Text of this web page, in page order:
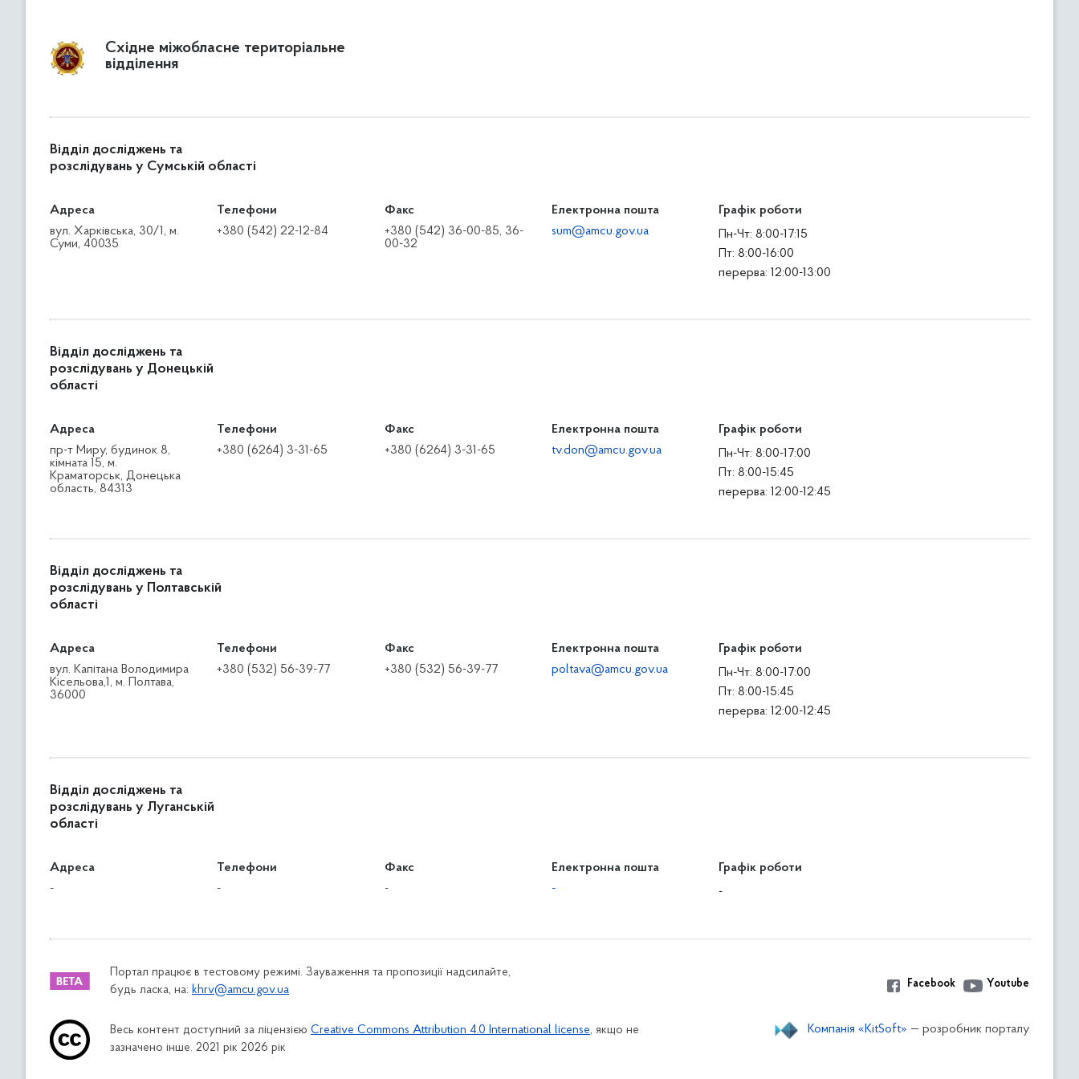
Східне міжобласне територіальне
відділення
Відділ досліджень та
розслідувань у Сумській області
Адреса
вул. Харківська, 30/1, м.
Суми, 40035
Телефони
+380 (542) 22-12-84
Факс
+380 (542) 36-00-85, 36-
00-32
Електронна пошта
sum@amcu.gov.ua
Графік роботи
Пн-Чт: 8:00-17:15
Пт: 8:00-16:00
перерва: 12:00-13:00
Відділ досліджень та
розслідувань у Донецькій
області
Адреса
пр-т Миру, будинок 8,
кімната 15, м.
Краматорськ, Донецька
область, 84313
Телефони
+380 (6264) 3-31-65
Факс
+380 (6264) 3-31-65
Електронна пошта
tv.don@amcu.gov.ua
Графік роботи
Пн-Чт: 8:00-17:00
Пт: 8:00-15:45
перерва: 12:00-12:45
Відділ досліджень та
розслідувань у Полтавській
області
Адреса
вул. Капітана Володимира
Кісельова,1, м. Полтава,
36000
Телефони
+380 (532) 56-39-77
Факс
+380 (532) 56-39-77
Електронна пошта
poltava@amcu.gov.ua
Графік роботи
Пн-Чт: 8:00-17:00
Пт: 8:00-15:45
перерва: 12:00-12:45
Відділ досліджень та
розслідувань у Луганській
області
Адреса
-
Телефони
-
Факс
-
Електронна пошта
-
Графік роботи
-
Портал працює в тестовому режимі. Зауваження та пропозиції надсилайте,
будь ласка, на: khrv@amcu.gov.ua Facebook Youtube
Весь контент доступний за ліцензією Creative Commons Attribution 4.0 International license, якщо не
зазначено інше. 2021 рік 2026 рік
Компанія «KitSoft» — розробник порталу